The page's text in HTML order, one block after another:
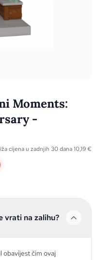
Moments:
-
cijena u zadnjih 30 dana10,19€
vrati na zalihu?
obavijest čim ovaj